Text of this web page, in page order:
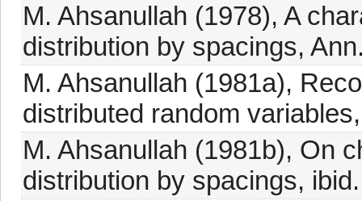
M. Ahsanullah (1978), A
distribution by spacings,
M. Ahsanullah (1981a),
distributed random
M. Ahsanullah (1981b), On
distribution by spacings,